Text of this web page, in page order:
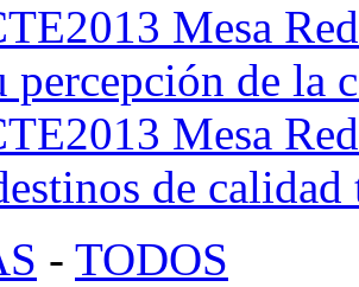
Mesa
percepción de la
Mesa
de
- TODOS